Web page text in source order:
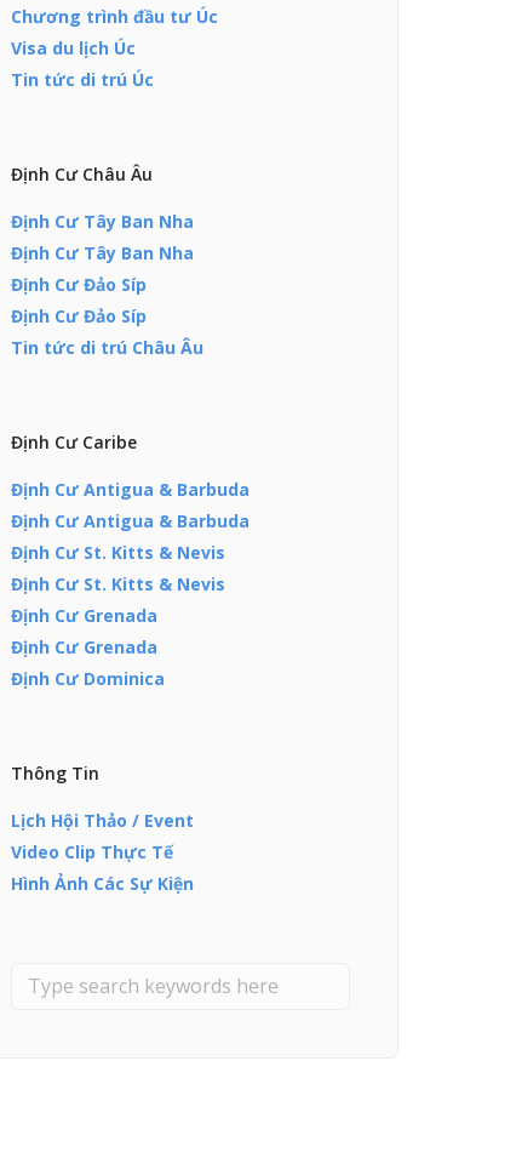
Chương trình đầu tư Úc
Visa du lịch Úc
Tin tức di trú Úc
Định Cư Châu Âu
Định Cư Tây Ban Nha
Định Cư Tây Ban Nha
Định Cư Đảo Síp
Định Cư Đảo Síp
Tin tức di trú Châu Âu
Định Cư Caribe
Định Cư Antigua & Barbuda
Định Cư Antigua & Barbuda
Định Cư St. Kitts & Nevis
Định Cư St. Kitts & Nevis
Định Cư Grenada
Định Cư Grenada
Định Cư Dominica
Thông Tin
Lịch Hội Thảo / Event
Video Clip Thực Tế
Hình Ảnh Các Sự Kiện